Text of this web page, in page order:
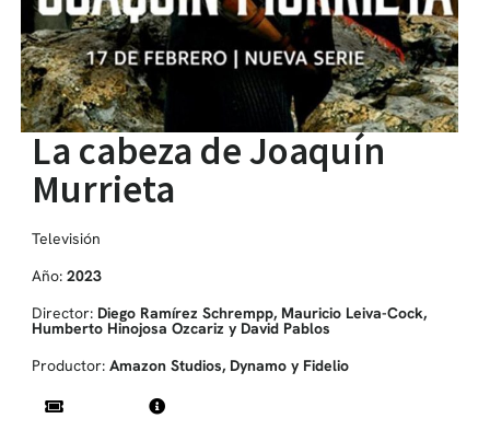
La cabeza de Joaquín
Murrieta
Televisión
Año: 2023
Director: Diego Ramírez Schrempp, Mauricio Leiva-Cock,
Humberto Hinojosa Ozcariz y David Pablos
Productor: Amazon Studios, Dynamo y Fidelio